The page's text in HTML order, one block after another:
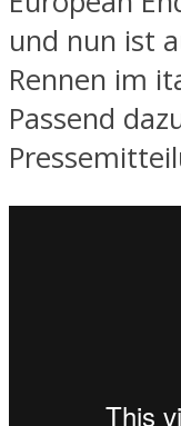
und nun ist
Rennen im
Passend